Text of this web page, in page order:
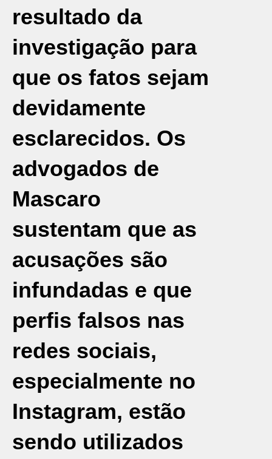
resultado da
investigação para
que os fatos sejam
devidamente
esclarecidos. Os
advogados de
Mascaro
sustentam que as
acusações são
infundadas e que
perfis falsos nas
redes sociais,
especialmente no
Instagram, estão
sendo utilizados